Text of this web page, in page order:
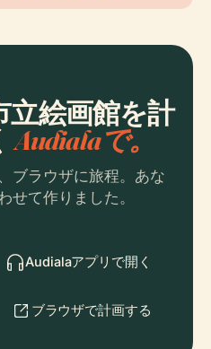
絵画館を計
Audialaで。
ブラウザに旅程。あな
せて作りました。
Audialaアプリで開く
ブラウザで計画する